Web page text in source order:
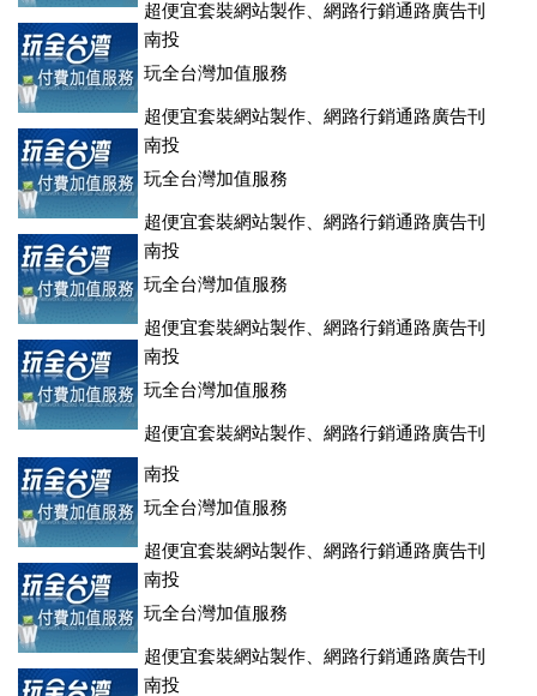
超便宜套裝網站製作、網路行銷通路廣告刊
登、訂房系統、客房委託旅行社銷售，全面優惠中....
南投
玩全台灣加值服務
超便宜套裝網站製作、網路行銷通路廣告刊
登、訂房系統、客房委託旅行社銷售，全面優惠中....
南投
玩全台灣加值服務
超便宜套裝網站製作、網路行銷通路廣告刊
登、訂房系統、客房委託旅行社銷售，全面優惠中....
南投
玩全台灣加值服務
超便宜套裝網站製作、網路行銷通路廣告刊
登、訂房系統、客房委託旅行社銷售，全面優惠中....
南投
玩全台灣加值服務
超便宜套裝網站製作、網路行銷通路廣告刊
登、訂房系統、客房委託旅行社銷售，全面優惠中....
南投
玩全台灣加值服務
超便宜套裝網站製作、網路行銷通路廣告刊
登、訂房系統、客房委託旅行社銷售，全面優惠中....
南投
玩全台灣加值服務
超便宜套裝網站製作、網路行銷通路廣告刊
登、訂房系統、客房委託旅行社銷售，全面優惠中....
南投